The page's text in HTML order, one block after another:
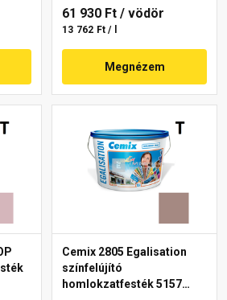
61 930 Ft / vödör
13 762 Ft / l
Megnézem
Cemix 2805 Egalisation
színfelújító
homlokzatfesték 5157